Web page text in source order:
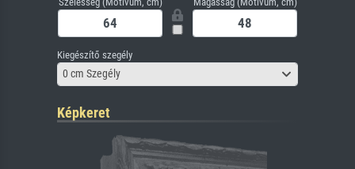
Kiegészítő szegély
0 cm Szegély
Képkeret